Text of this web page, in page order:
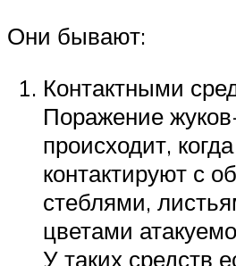
Они бывают:
Контактными
Поражение
происходит,
контактируют с
стеблями,
цветами
У таких средств